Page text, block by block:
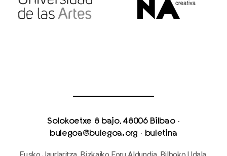
Solokoetxe 8 bajo, 48006 Bilbao·
bulegoa@bulegoa.org · buletina